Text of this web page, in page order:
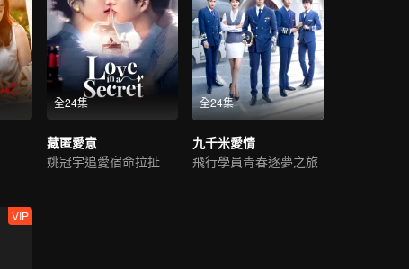
全24集
藏匿愛意
姚冠宇追愛宿命拉扯
全24集
九千米愛情
飛行學員青春逐夢之旅
VIP